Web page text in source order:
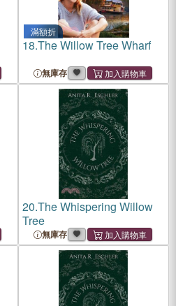
滿額折
18.The Willow Tree Wharf
無庫存
20.The Whispering Willow
Tree
無庫存